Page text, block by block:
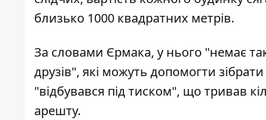
близько 1000 квадратних метрів.
За словами Єрмака, у нього "немає
друзів", які можуть допомогти
"відбувався під тиском", що тривав
арешту.